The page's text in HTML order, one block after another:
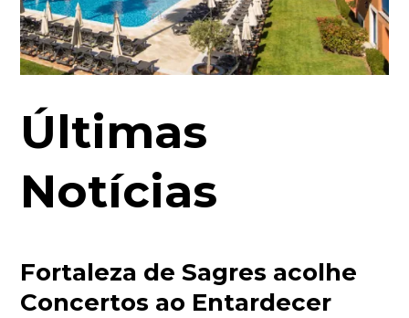
Últimas
Notícias
Fortaleza de Sagres acolhe
Concertos ao Entardecer